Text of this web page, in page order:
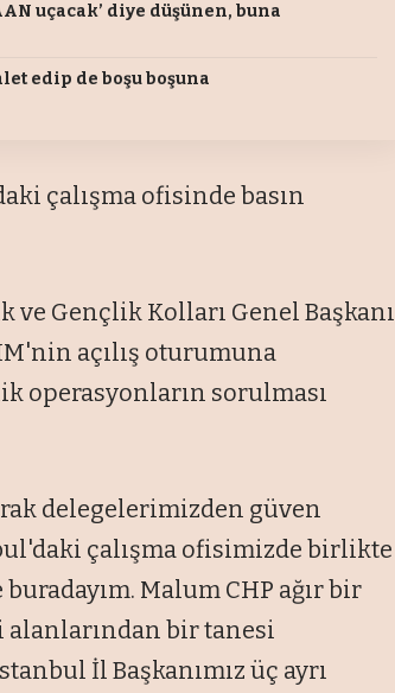
uçacak’ diye düşünen, buna
edip de boşu boşuna
çalışma ofisinde basın
ve Gençlik Kolları Genel Başkanı
açılış oturumuna
operasyonların sorulması
delegelerimizden güven
çalışma ofisimizde birlikte
Malum CHP ağır bir
alanlarından bir tanesi
İl Başkanımız üç ayrı